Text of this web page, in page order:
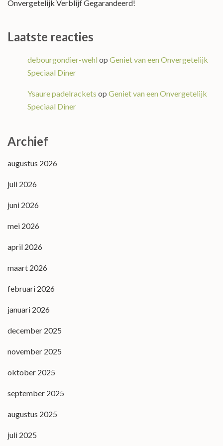
Onvergetelijk Verblijf Gegarandeerd!
Laatste reacties
debourgondier-wehl op Geniet van een Onvergetelijk
Speciaal Diner
Ysaure padelrackets op Geniet van een Onvergetelijk
Speciaal Diner
Archief
augustus 2026
juli 2026
juni 2026
mei 2026
april 2026
maart 2026
februari 2026
januari 2026
december 2025
november 2025
oktober 2025
september 2025
augustus 2025
juli 2025